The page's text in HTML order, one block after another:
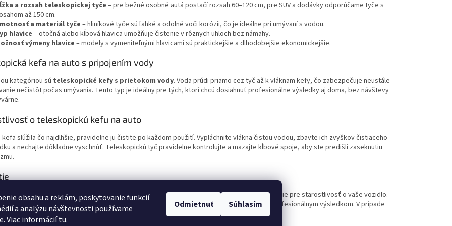
obsahu a reklám, poskytovanie funkcií
a analýzu návštevnosti používame
Viac informáciítu.
Odmietnuť Súhlasím
a rozsah teleskopickej tyče – pre bežné osobné autá postačí rozsah 60–120 cm, pre SUV a dodávky odporúčame tyče s
až 150 cm.
a materiál tyče– hliníkové tyče sú ľahké a odolné voči korózii, čo je ideálne pri umývaní s vodou.
hlavice – otočná alebo kĺbová hlavica umožňuje čistenie v rôznych uhloch bez námahy.
výmeny hlavice – modely s vymeniteľnými hlavicami sú praktickejšie a dlhodobejšie ekonomickejšie.
kefa na auto s pripojením vody
kategóriou sú teleskopické kefy s prietokom vody. Voda prúdi priamo cez tyč až k vláknam kefy, čo zabezpečuje neustále
nečistôt počas umývania. Tento typ je ideálny pre tých, ktorí chcú dosiahnuť profesionálne výsledky aj doma, bez návštevy
o teleskopickú kefu na auto
kefa slúžila čo najdlhšie, pravidelne ju čistite po každom použití. Vypláchnite vlákna čistou vodou, zbavte ich zvyškov čistiaceho
a nechajte dôkladne vyschnúť. Teleskopickú tyč pravidelne kontrolujte a mazajte kĺbové spoje, aby ste predišli zaseknutiu
kefy na autoz našej ponuky predstavujú praktické, odolné a cenovo dostupné riešenie pre starostlivosť o vaše vozidlo.
model podľa svojich potrieb a užívajte si čistenie auta bez námahy, bez škrabancov a s profesionálnym výsledkom. V prípade
neváhajte kontaktovať – radi vám pomôžeme s výberom tej správnej kefy.